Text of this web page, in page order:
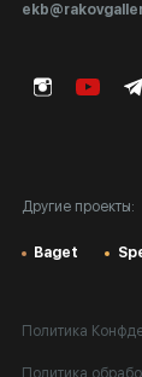
Другие проекты:
Baget
Подарочные
Политика
Политика